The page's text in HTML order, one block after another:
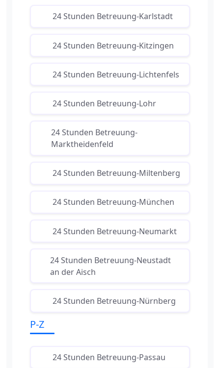
24 Stunden Betreuung-Karlstadt
24 Stunden Betreuung-Kitzingen
24 Stunden Betreuung-Lichtenfels
24 Stunden Betreuung-Lohr
24 Stunden Betreuung-
Marktheidenfeld
24 Stunden Betreuung-Miltenberg
24 Stunden Betreuung-München
24 Stunden Betreuung-Neumarkt
24 Stunden Betreuung-Neustadt
an der Aisch
24 Stunden Betreuung-Nürnberg
P-Z
24 Stunden Betreuung-Passau